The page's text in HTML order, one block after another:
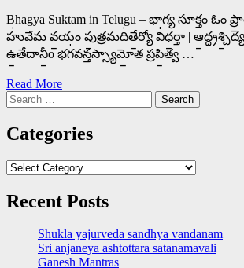
Bhagya Suktam in Telugu – భాగ్య సూక్తం
హు॑వేమ వ॒యం పు॒త్రమది॑తే॒ర్యో వి॑ధ॒ర్తా |
ఉ॒తేదానీ॒o భగ॑వన్తస్స్యామో॒త ప్రపి॒త్వ …
Read More
Search
for:
Categories
Categories
Recent Posts
Shukla yajurveda sandhya vandanam
Sri anjaneya ashtottara satanamavali
Ganesh Mantras